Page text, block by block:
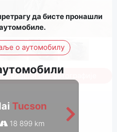
да бисте пронашли
о аутомобилу
Tucson
18 899 km
видели све фотографије